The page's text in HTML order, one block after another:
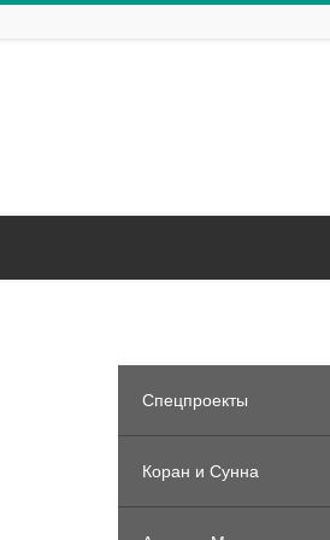
Спецпроекты
Коран и Сунна